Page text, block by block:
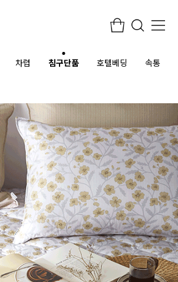
차렵 침구단품 호텔베딩 속통